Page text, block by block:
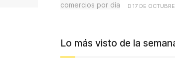
17 DE
Lo más visto de la